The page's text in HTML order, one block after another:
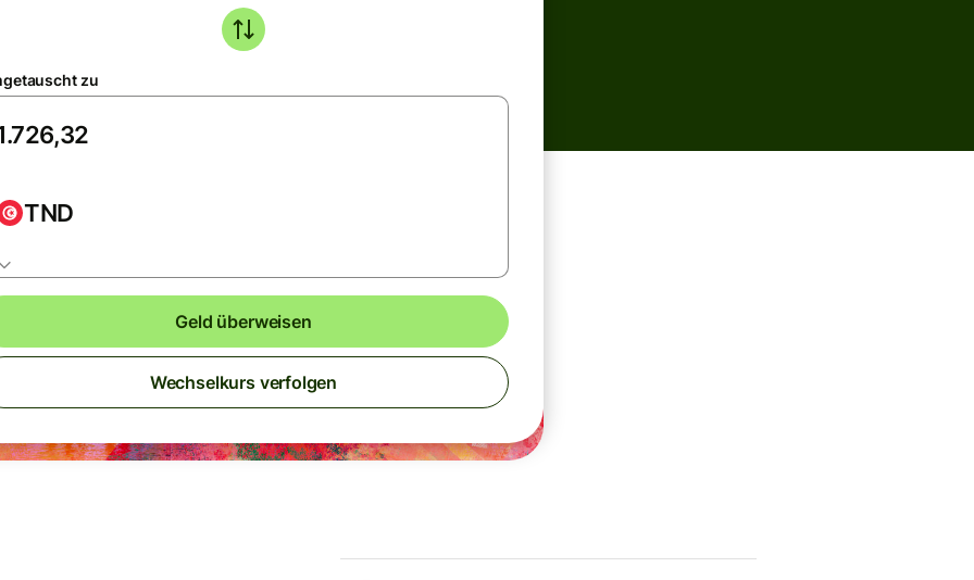
zu
TND
Geld überweisen
Wechselkurs verfolgen